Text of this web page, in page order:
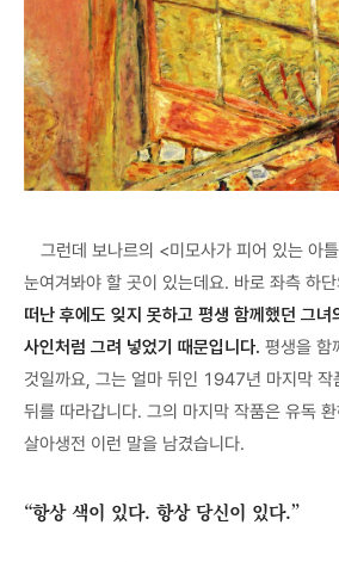
그런데 보나르의 <미모사가 피어 있는 아
눈여겨봐야 할 곳이 있는데요. 바로 좌측 하
떠난 후에도 잊지 못하고 평생 함께했던 그녀
사인처럼 그려 넣었기 때문입니다. 평생을 함
것일까요, 그는 얼마 뒤인 1947년 마지막 작
뒤를 따라갑니다. 그의 마지막 작품은 유독
살아생전 이런 말을 남겼습니다.
“항상 색이 있다. 항상 당신이 있다.”